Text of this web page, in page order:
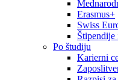
Erasmus+
Swiss
Štipendije
Po študiju
Karierni